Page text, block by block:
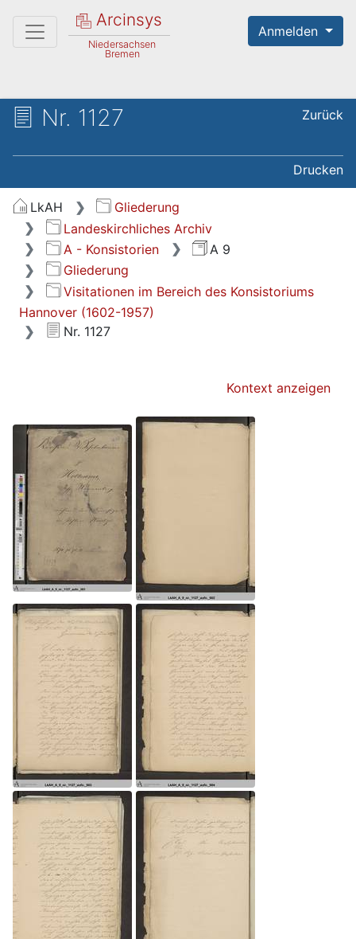
Arcinsys
Niedersachsen
Bremen
Anmelden
Nr. 1127 Zurück
Drucken
LkAH
Gliederung
Landeskirchliches Archiv
A - Konsistorien
A 9
Gliederung
Visitationen im Bereich des Konsistoriums
Hannover (1602-1957)
Nr. 1127
Kontext anzeigen